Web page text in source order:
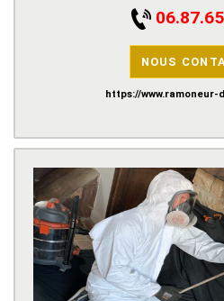
NOUS
https://www.ramoneur-